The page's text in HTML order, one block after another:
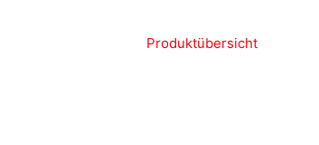
Produktübersicht